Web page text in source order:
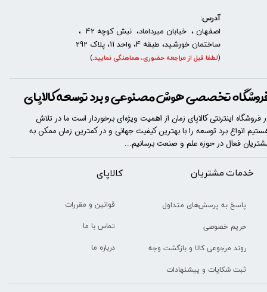
خدمات مشتریان
پاسخ به پرسش‌های متداول
حریم خصوصی
روند مرجوعی کالا و بازگشت وجه
ثبت شکایات و پیشنهادات
​​کالاپای
قوانین و مقررات
تماس با ما
درباره ما
تخصصی هوش مصنوعی و برد توسعه کالاپای
فروشگاه اینترنتی کالاپای زمان از اهمیت ویژه‌ای برخوردار است ما در تلاش
انواع برد توسعه را با​​​ بهترین کیفیت جهانی و در کمترین زمان ممکن به
فعال در حوزه علم و صنعت برسانیم...
آدرس:
اصفهان ، خیابان میرداماد، نبش کوچه 42 ،
ساختمان خورشید، طبقه 4، واحد 11، پلاک 292
(لطفا قبل از مراجعه حضوری، هماهنگی نمایید.
)